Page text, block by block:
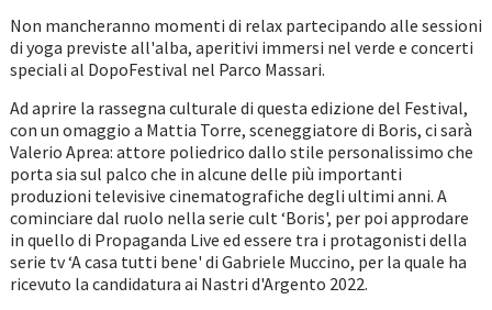
Non mancheranno momenti di relax partecipando alle sessioni
di yoga previste all'alba, aperitivi immersi nel verde e concerti
speciali al DopoFestival nel Parco Massari.
Ad aprire la rassegna culturale di questa edizione del Festival,
con un omaggio a Mattia Torre, sceneggiatore di Boris, ci sarà
Valerio Aprea: attore poliedrico dallo stile personalissimo che
porta sia sul palco che in alcune delle più importanti
produzioni televisive cinematografiche degli ultimi anni. A
cominciare dal ruolo nella serie cult ‘Boris', per poi approdare
in quello di Propaganda Live ed essere tra i protagonisti della
serie tv ‘A casa tutti bene' di Gabriele Muccino, per la quale ha
ricevuto la candidatura ai Nastri d'Argento 2022.